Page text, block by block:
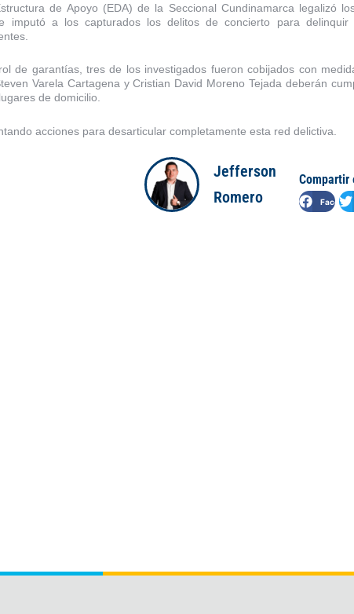
de Apoyo (EDA) de la Seccional Cundinamarca legalizó
imputó a los capturados los delitos de concierto para delinquir
de garantías, tres de los investigados fueron cobijados con
Varela Cartagena y Cristian David Moreno Tejada deberán
de domicilio.
acciones para desarticular completamente esta red delictiva.
Jefferson
Romero
Compartir
Facebook